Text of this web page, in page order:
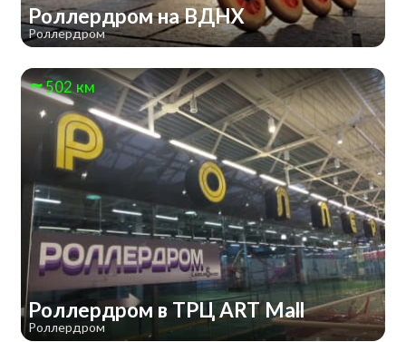
Роллердром на ВДНХ
Роллердром
502 км
Роллердром в ТРЦ ART Mall
Роллердром